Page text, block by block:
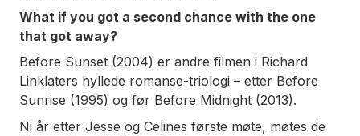
What if you got a second chance with the one
that got away?
Before Sunset (2004) er andre filmen i Richard
Linklaters hyllede romanse-triologi – etter Before
Sunrise (1995) og før Before Midnight (2013).
Ni år etter Jesse og Celines første møte, møtes de